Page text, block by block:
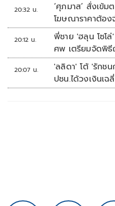
20:32 น.
‘ศุภมาส’ สั่งเข้
โฆษณาราคาต้อง
20:12 น.
พี่ชาย 'ฮลุน โซโ
ศพ เตรียมจัดพิธี
20:07 น.
'ลลิดา' โต้ 'รักช
ปชน.ได้วงเงินเ